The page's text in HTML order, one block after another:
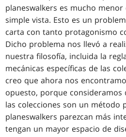
planeswalkers es mucho
simple vista. Esto es un
carta con tanto protagonismo
Dicho problema nos llevó a
nuestra filosofía, incluida la
mecánicas específicas de las
creo que ahora nos
opuesto, porque consideramos
las colecciones son un método
planeswalkers parezcan más
tengan un mayor espacio de